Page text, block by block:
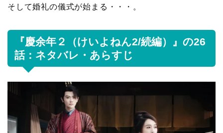
そして婚礼の儀式が始まる・・・。
『慶余年２（けいよねん2/続編）』の26
話：ネタバレ・あらすじ